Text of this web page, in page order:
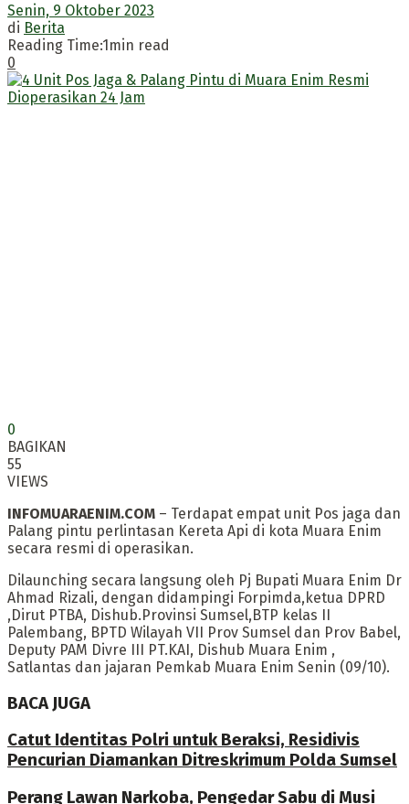
Senin, 9 Oktober 2023
di Berita
Reading Time:1min read
0
0
BAGIKAN
55
VIEWS
INFOMUARAENIM.COM – Terdapat empat unit Pos jaga dan
Palang pintu perlintasan Kereta Api di kota Muara Enim
secara resmi di operasikan.
Dilaunching secara langsung oleh Pj Bupati Muara Enim Dr
Ahmad Rizali, dengan didampingi Forpimda,ketua DPRD
,Dirut PTBA, Dishub.Provinsi Sumsel,BTP kelas II
Palembang, BPTD Wilayah VII Prov Sumsel dan Prov Babel,
Deputy PAM Divre III PT.KAI, Dishub Muara Enim ,
Satlantas dan jajaran Pemkab Muara Enim Senin (09/10).
BACA JUGA
Catut Identitas Polri untuk Beraksi, Residivis
Pencurian Diamankan Ditreskrimum Polda Sumsel
Perang Lawan Narkoba, Pengedar Sabu di Musi